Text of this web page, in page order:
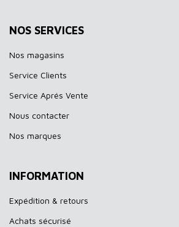
NOS SERVICES
Nos magasins
Service Clients
Service Aprés Vente
Nous contacter
Nos marques
INFORMATION
Expédition & retours
Achats sécurisé